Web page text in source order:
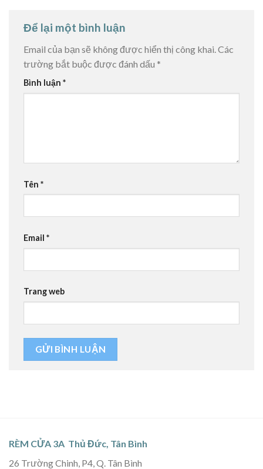
Để lại một bình luận
Email của bạn sẽ không được hiển thị công khai.Các
trường bắt buộc được đánh dấu *
Bình luận *
Tên *
Email *
Trang web
RÈM CỬA 3A Thủ Đức, Tân Bình
26 Trường Chinh, P4, Q. Tân Bình